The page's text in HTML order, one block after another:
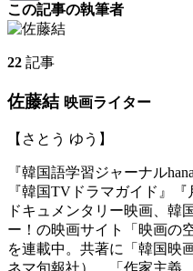
Copy
Link
この記事の執筆者
22 記事
佐藤結 映画ライター
【さとう ゆう】
『韓国語学習ジャーナル
『韓国TVドラマガイド』
ドキュメンタリー映画、韓
ー！の映画サイト「映画の
を連載中。共著に「韓国映